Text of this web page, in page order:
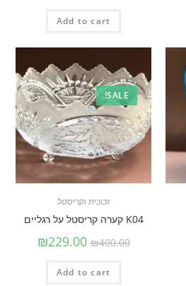
Add to cart
SALE!
זכוכית וקריסטל
K04 קערה קריסטל על רגליים
₪400.00
₪229.00
Add to cart